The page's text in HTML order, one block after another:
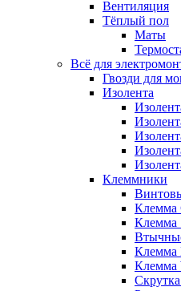
Вентиляция
Тёплый пол
Маты
Всё для
Гвозди для
Изолента
Клеммники
Клемма
Клемма
Клемма
Клемма